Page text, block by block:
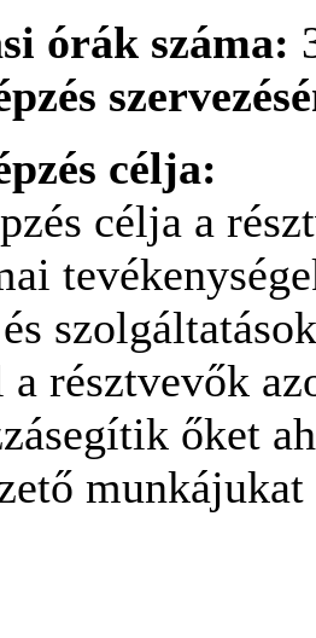
órák száma:
célja:
célja a
résztvevők
őket